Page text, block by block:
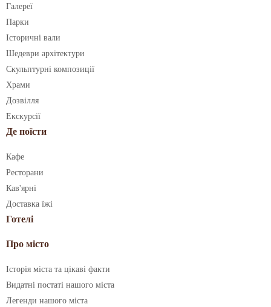
Галереї
Парки
Історичні вали
Шедеври архітектури
Скульптурні композиції
Храми
Дозвілля
Екскурсії
Де поїсти
Кафе
Ресторани
Кав'ярні
Доставка їжі
Готелі
Про місто
Історія міста та цікаві факти
Видатні постаті нашого міста
Легенди нашого міста